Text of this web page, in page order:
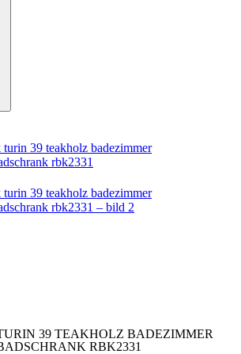
39 TEAKHOLZ BADEZIMMER
RBK2331